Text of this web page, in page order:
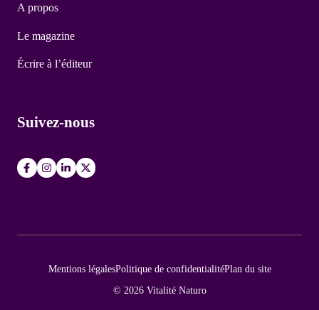
A propos
Le magazine
Écrire à l’éditeur
Suivez-nous
© 2026 Vitalité Naturo
Mentions légalesPolitique de confidentialitéPlan du site